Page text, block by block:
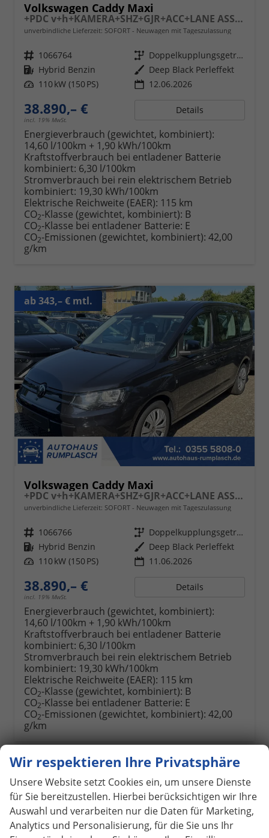
Volkswagen Caddy Maxi
+PDC v+h+KAMERA+SHZ+GJR+ACC+LANE ASSIST
unverbindliche Lieferzeit: SOFORT Neuwagen mit Tageszulassung
Fahrzeugnr. 1066764 Getriebe
Doppelkupplungsgetriebe (DSG)
Kraftstoff Hybrid Benzin Außenfarbe Deep Black Perleffekt
Leistung 110 kW (150 PS) 12.06.2026
38.890,– €
incl. 19% MwSt.
Details
Energieverbrauch (gewichtet, kombiniert):
14,60 l/100km + 1,90 kWh/100km
Kraftstoffverbrauch bei entladener Batterie
kombiniert: 6,30 l/100km
Stromverbrauch bei rein elektrischem Betrieb
kombiniert: 19,30 kWh/100km
Elektrische Reichweite (EAER): 115 km
CO2-Klasse (gewichtet, kombiniert): B
CO2-Klasse bei entladener Batterie: E
CO2-Emissionen (gewichtet, kombiniert): 42,00
g/km
ab 343,– € mtl.
Volkswagen Caddy Maxi
+PDC v+h+KAMERA+SHZ+GJR+ACC+LANE ASSIST
unverbindliche Lieferzeit: SOFORT Neuwagen mit Tageszulassung
Fahrzeugnr. 1066766 Getriebe
Doppelkupplungsgetriebe (DSG)
Kraftstoff Hybrid Benzin Außenfarbe Deep Black Perleffekt
Leistung 110 kW (150 PS) 11.06.2026
38.890,– €
incl. 19% MwSt.
Details
Energieverbrauch (gewichtet, kombiniert):
14,60 l/100km + 1,90 kWh/100km
Kraftstoffverbrauch bei entladener Batterie
kombiniert: 6,30 l/100km
Stromverbrauch bei rein elektrischem Betrieb
kombiniert: 19,30 kWh/100km
Elektrische Reichweite (EAER): 115 km
CO2-Klasse (gewichtet, kombiniert): B
CO2-Klasse bei entladener Batterie: E
CO2-Emissionen (gewichtet, kombiniert): 42,00
g/km
ab 343,– € mtl.
Wir respektieren Ihre Privatsphäre
Unsere Website setzt Cookies ein, um unsere Dienste
für Sie bereitzustellen. Hierbei berücksichtigen wir Ihre
Auswahl und verarbeiten nur die Daten für Marketing,
Analytics und Personalisierung, für die Sie uns Ihr